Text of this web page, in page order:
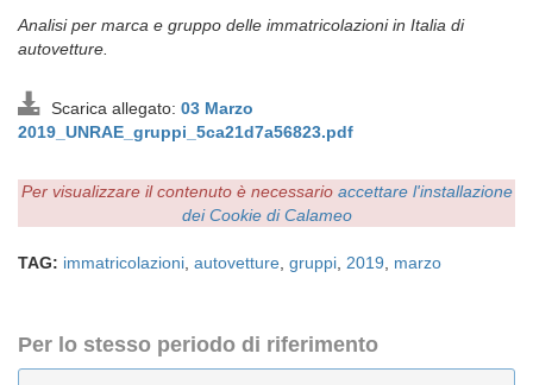
Analisi per marca e gruppo delle immatricolazioni in Italia di
autovetture.
Scarica allegato: 03 Marzo
2019_UNRAE_gruppi_5ca21d7a56823.pdf
Per visualizzare il contenuto è necessario accettare l'installazione
dei Cookie di Calameo
TAG: immatricolazioni autovetture gruppi 2019 marzo
Per lo stesso periodo di riferimento